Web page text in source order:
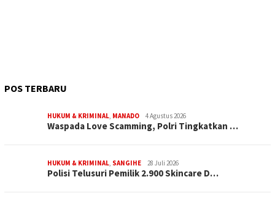
POS TERBARU
HUKUM & KRIMINAL, MANADO 4 Agustus 2026
Waspada Love Scamming, Polri Tingkatkan …
HUKUM & KRIMINAL, SANGIHE 28 Juli 2026
Polisi Telusuri Pemilik 2.900 Skincare D…